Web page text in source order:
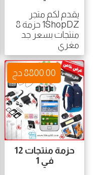
يقدم لكم متجر
1ShopDZ حزمة 8
منتجات بسعر جد
مغري
حزمة منتجات 12
في 1
8800.00 دج